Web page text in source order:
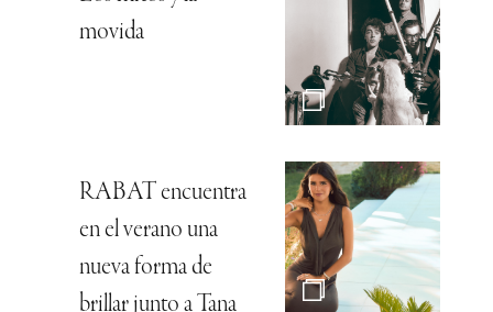
movida
RABAT encuentra
en el verano una
nueva forma de
brillar junto a Tana